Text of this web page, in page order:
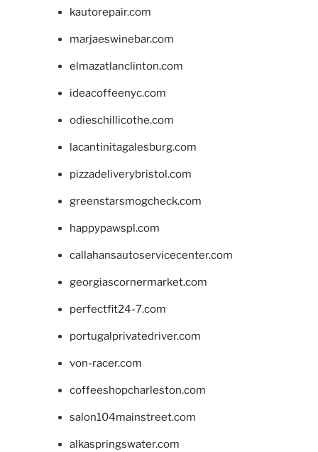
kautorepair.com
marjaeswinebar.com
elmazatlanclinton.com
ideacoffeenyc.com
odieschillicothe.com
lacantinitagalesburg.com
pizzadeliverybristol.com
greenstarsmogcheck.com
happypawspl.com
callahansautoservicecenter.com
georgiascornermarket.com
perfectfit24-7.com
portugalprivatedriver.com
von-racer.com
coffeeshopcharleston.com
salon104mainstreet.com
alkaspringswater.com